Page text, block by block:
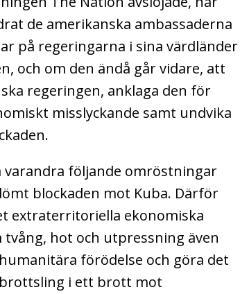
de amerikanska ambassaderna
på regeringarna i sina värdländer
och om den ändå går vidare, att
regeringen, anklaga den för
misslyckande samt undvika
varandra följande omröstningar
blockaden mot Kuba. Därför
extraterritoriella ekonomiska
hot och utpressning även
förödelse och göra det
i ett brott mot